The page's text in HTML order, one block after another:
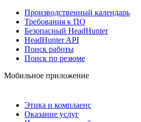
Производственный календарь
Требования к ПО
Безопасный HeadHunter
HeadHunter API
Поиск работы
Поиск по резюме
Мобильное приложение
Этика и комплаенс
Оказание услуг